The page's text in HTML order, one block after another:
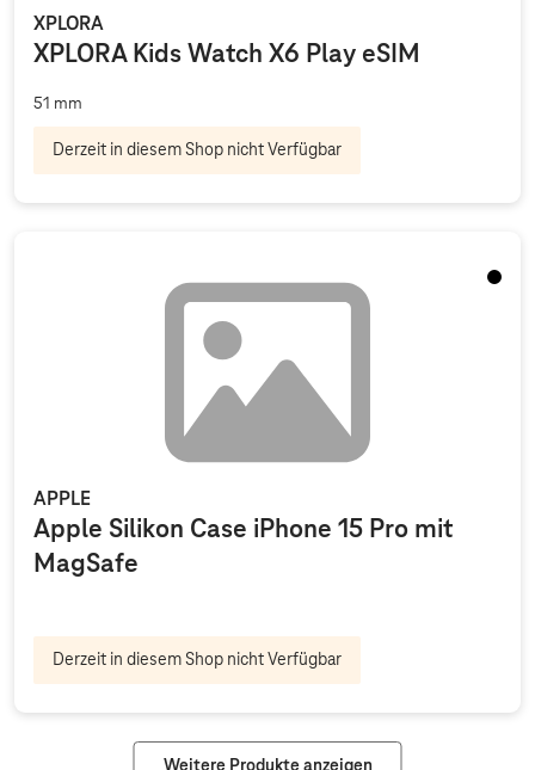
XPLORA
XPLORA Kids Watch X6 Play eSIM
51 mm
Derzeit in diesem Shop nicht Verfügbar
APPLE
Apple Silikon Case iPhone 15 Pro mit
MagSafe
Derzeit in diesem Shop nicht Verfügbar